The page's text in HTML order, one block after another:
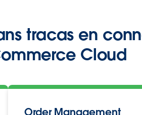
tracas en
Cloud
Order Management